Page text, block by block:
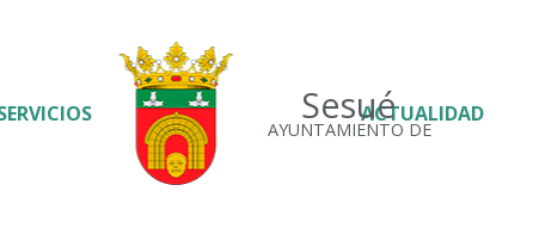
Sesué
AYUNTAMIENTO DE
ACTUALIDAD